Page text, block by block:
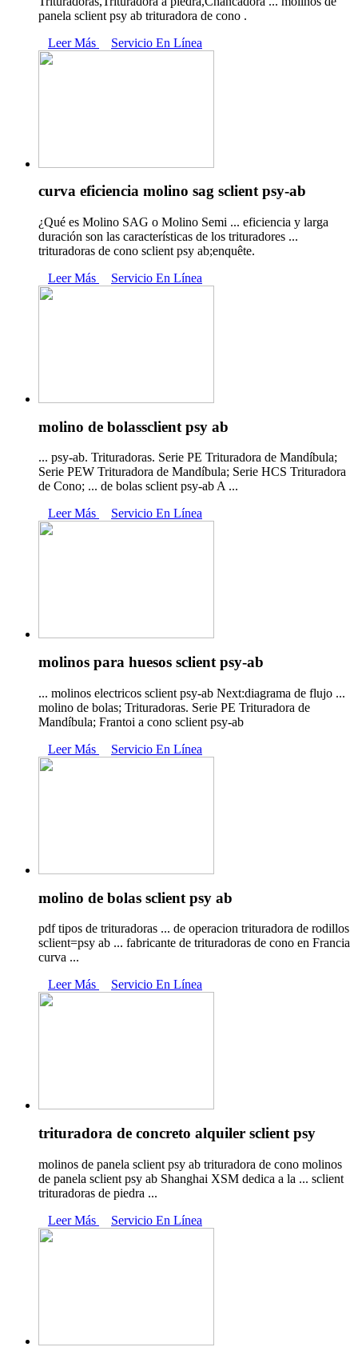
panela sclient psy ab trituradora de cono .
Leer Más
Servicio En Línea
curva eficiencia molino sag sclient psy-ab
¿Qué es Molino SAG o Molino Semi ... eficiencia y larga
duración son las características de los trituradores ...
trituradoras de cono sclient psy ab;enquête.
Leer Más
Servicio En Línea
molino de bolassclient psy ab
... psy-ab. Trituradoras. Serie PE Trituradora de Mandíbula;
Serie PEW Trituradora de Mandíbula; Serie HCS Trituradora
de Cono; ... de bolas sclient psy-ab A ...
Leer Más
Servicio En Línea
molinos para huesos sclient psy-ab
... molinos electricos sclient psy-ab Next:diagrama de flujo ...
molino de bolas; Trituradoras. Serie PE Trituradora de
Mandíbula; Frantoi a cono sclient psy-ab
Leer Más
Servicio En Línea
molino de bolas sclient psy ab
pdf tipos de trituradoras ... de operacion trituradora de rodillos
sclient=psy ab ... fabricante de trituradoras de cono en Francia
curva ...
Leer Más
Servicio En Línea
trituradora de concreto alquiler sclient psy
molinos de panela sclient psy ab trituradora de cono molinos
de panela sclient psy ab Shanghai XSM dedica a la ... sclient
trituradoras de piedra ...
Leer Más
Servicio En Línea